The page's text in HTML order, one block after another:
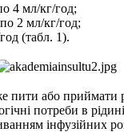
4 мл/кг/год;
2 мл/кг/год;
(табл. 1).
пити або приймати
потреби в
інфузійних